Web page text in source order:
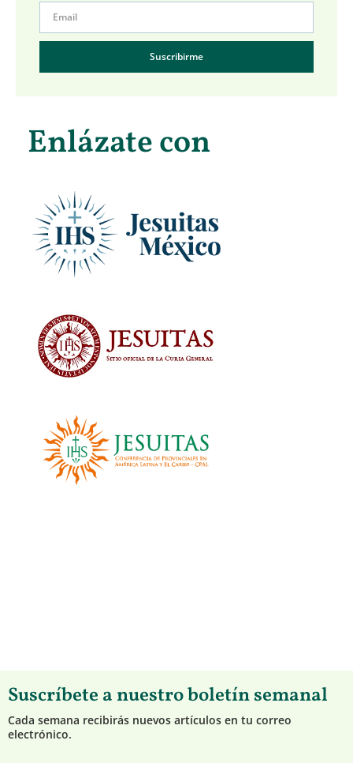
Suscribirme
Enlázate con
Suscríbete a nuestro boletín semanal
Cada semana recibirás nuevos artículos en tu correo
electrónico.